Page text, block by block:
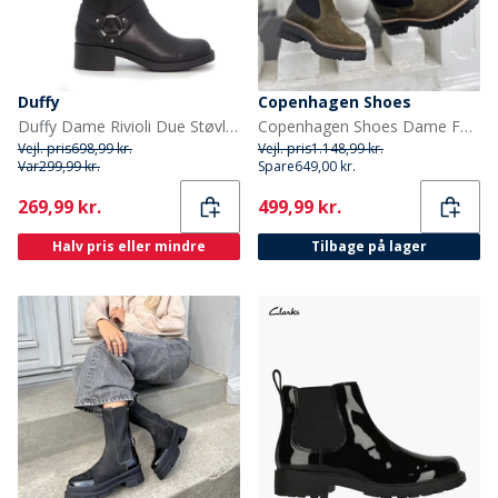
Duffy
Duffy Dame Rivioli Due Støvler Sort
Vejl. pris698,99 kr.
Var299,99 kr.
Current
269,99 kr.
Halv pris eller mindre
Copenhagen Shoes
Copenhagen Shoes Dame Fall 21 Suede Mode støvler kakigrøn
Vejl. pris1.148,99 kr.
Spare649,00 kr.
Current
499,99 kr.
Tilbage på lager